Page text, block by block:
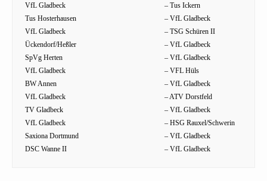
VfL Gladbeck
– Tus Ickern
Tus Hosterhausen
– VfL Gladbeck
VfL Gladbeck
– TSG Schüren II
Ückendorf/Heßler
– VfL Gladbeck
SpVg Herten
– VfL Gladbeck
VfL Gladbeck
– VFL Hüls
BW Annen
– VfL Gladbeck
VfL Gladbeck
– ATV Dorstfeld
TV Gladbeck
– VfL Gladbeck
VfL Gladbeck
– HSG Rauxel/Schwerin
Saxiona Dortmund
– VfL Gladbeck
DSC Wanne II
– VfL Gladbeck